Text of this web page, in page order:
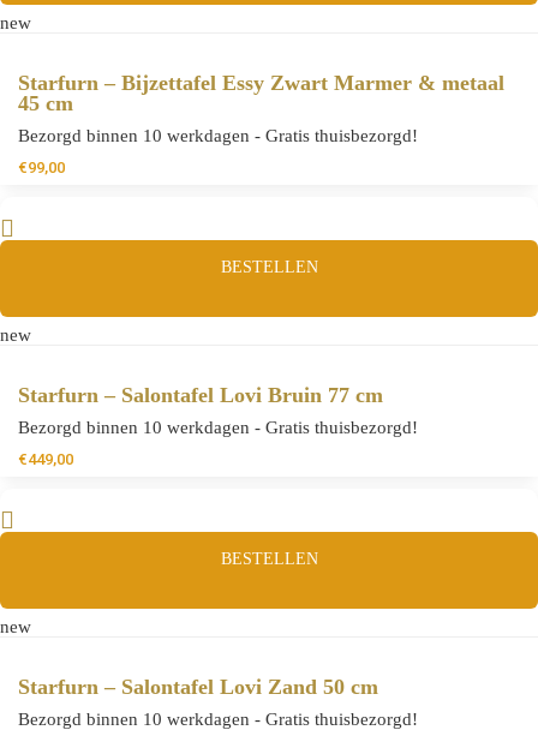
new
Starfurn – Bijzettafel Essy Zwart Marmer & metaal
45 cm
Bezorgd binnen 10 werkdagen - Gratis thuisbezorgd!
€99,00
BESTELLEN
new
Starfurn – Salontafel Lovi Bruin 77 cm
Bezorgd binnen 10 werkdagen - Gratis thuisbezorgd!
€449,00
BESTELLEN
new
Starfurn – Salontafel Lovi Zand 50 cm
Bezorgd binnen 10 werkdagen - Gratis thuisbezorgd!